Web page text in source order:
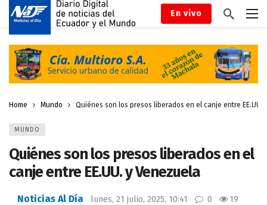
En vivo
Home Mundo Quiénes son los presos liberados en el canje entre EE.UU.
MUNDO
Quiénes son los presos liberados en el
canje entre EE.UU. y Venezuela
Noticias Al Día lunes, 21 julio, 2025, 10:41 0 19